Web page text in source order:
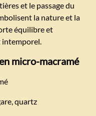
et le passage du
la nature et la
équilibre et
intemporel.
micro-macramé
quartz